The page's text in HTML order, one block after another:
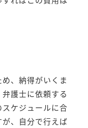
、納得がいくま
護士に依頼する
ケジュールに合
、自分で行えば